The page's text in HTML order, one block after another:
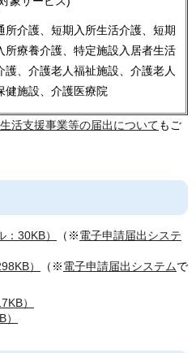
所介護、短期入所生活介護、短期
所療養介護、特定施設入居者生活
護、介護老人福祉施設、介護老人
健施設、介護医療院
活支援事業等の届出についてもご
30KB） （※電子申請届出システ
）
（※電子申請届出システムで
）